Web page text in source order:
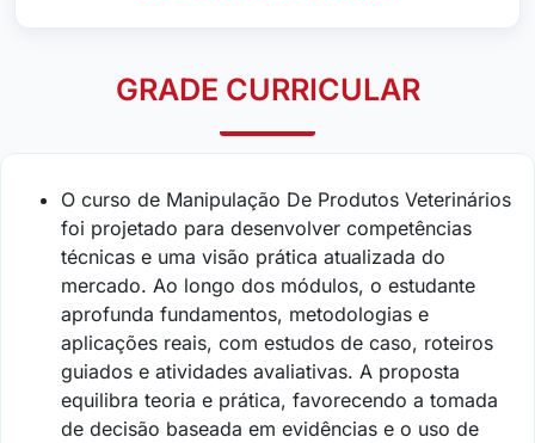
GRADE CURRICULAR
O curso de Manipulação De Produtos Veterinários
foi projetado para desenvolver competências
técnicas e uma visão prática atualizada do
mercado. Ao longo dos módulos, o estudante
aprofunda fundamentos, metodologias e
aplicações reais, com estudos de caso, roteiros
guiados e atividades avaliativas. A proposta
equilibra teoria e prática, favorecendo a tomada
de decisão baseada em evidências e o uso de